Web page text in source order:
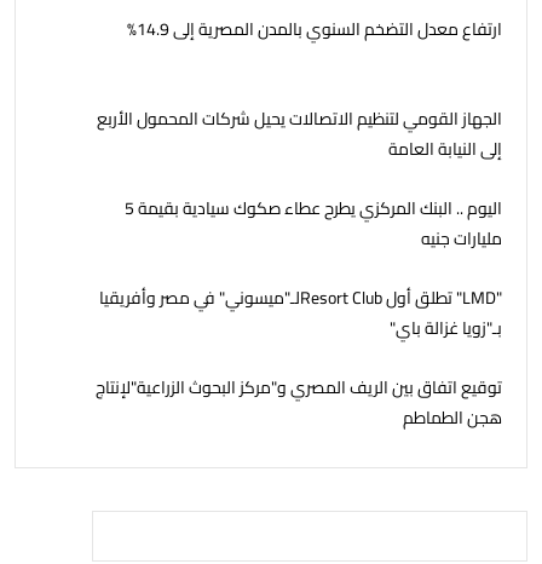
ارتفاع معدل التضخم السنوي بالمدن المصرية إلى 14.9%
الجهاز القومي لتنظيم الاتصالات يحيل شركات المحمول الأربع
إلى النيابة العامة
اليوم .. البنك المركزي يطرح عطاء صكوك سيادية بقيمة 5
مليارات جنيه
"LMD" تطلق أول Resort Clubلـ"ميسوني" في مصر وأفريقيا
بـ"زويا غزالة باي"
توقيع اتفاق بين الريف المصري و"مركز البحوث الزراعية"لإنتاج
هجن الطماطم